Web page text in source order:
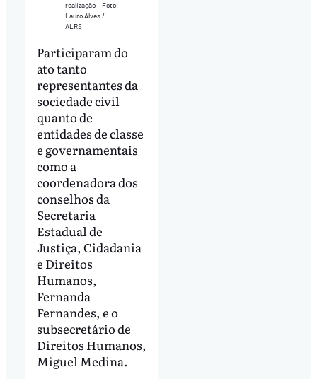
realização – Foto:
Lauro Alves /
ALRS
Participaram do
ato tanto
representantes da
sociedade civil
quanto de
entidades de classe
e governamentais
como a
coordenadora dos
conselhos da
Secretaria
Estadual de
Justiça, Cidadania
e Direitos
Humanos,
Fernanda
Fernandes, e o
subsecretário de
Direitos Humanos,
Miguel Medina.